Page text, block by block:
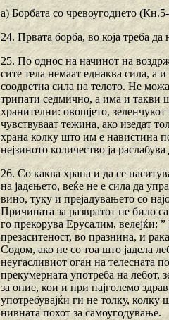
a) Борбата со чревоугодието
24. Првата борба, во која треба да
25. По однос на начинот на
сите тела немаат еднаква сила, а
соодветна сила на телото. Не
трипати седмично, а има и такви
хранителни: овошјето,
чувствуваат тежина, ако изедат
храна колку што им е навистина
нејзиното количество ја
26. Со каква храна и да се
на јадењето, веќе не е сила да
вино, туку и прејадувањето со
Причината за развратот не било
го прекорува Ерусалим, велејќи:
презаситеност, во празнина, и
Содом, ако не со тоа што јадела
неугасливиот оган на телесната
прекумерната употреба на лебот,
за оние, кои и при најголемо
употребувајќи ги не толку,
нивната похот за самоугодување.